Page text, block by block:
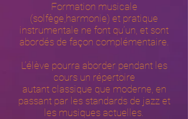
Formation musicale
(solfège,harmonie) et pratique
instrumentale ne font qu’un, et sont
abordés de façon complémentaire.
L’élève pourra aborder pendant les
cours un répertoire
autant classique que moderne, en
passant par les standards de jazz et
les musiques actuelles.